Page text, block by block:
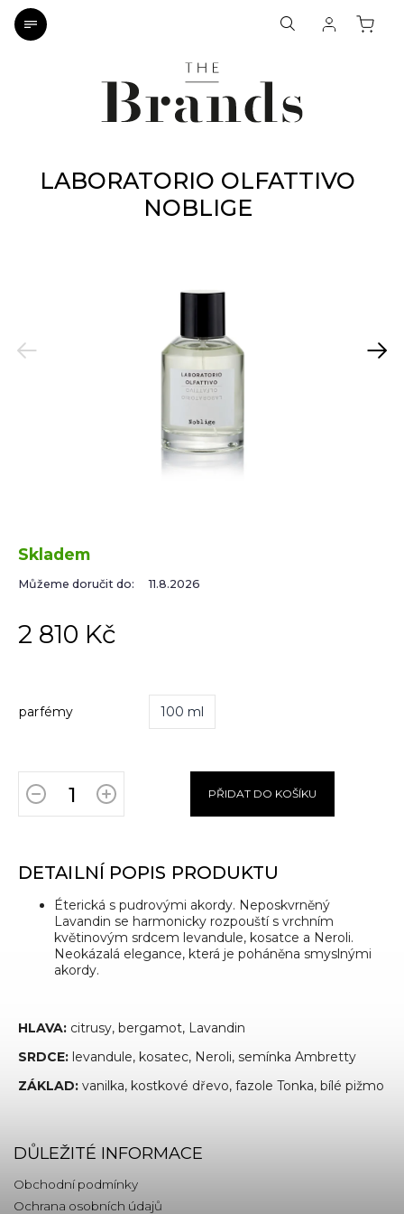
LABORATORIO OLFATTIVO
NOBLIGE
Previous Next
parfémy 100 ml
2 810 Kč
Skladem
Můžeme doručit do: 11.8.2026
PŘIDAT DO KOŠÍKU
DETAILNÍ POPIS PRODUKTU
Éterická s pudrovými akordy. Neposkvrněný
Lavandin se harmonicky rozpouští s vrchním
květinovým srdcem levandule, kosatce a Neroli.
Neokázalá elegance, která je poháněna smyslnými
akordy.
HLAVA: citrusy, bergamot, Lavandin
SRDCE: levandule, kosatec, Neroli, semínka Ambretty
ZÁKLAD: vanilka, kostkové dřevo, fazole Tonka, bílé pižmo
DŮLEŽITÉ INFORMACE
Obchodní podmínky
Ochrana osobních údajů